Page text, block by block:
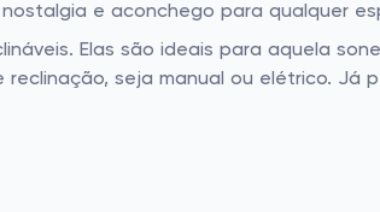
e aconchego para qualquer
Elas são ideais para aquela
seja manual ou elétrico. Já